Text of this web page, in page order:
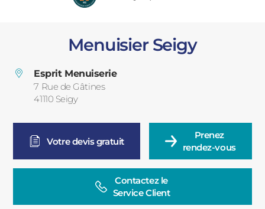
Menuisier Seigy
Esprit Menuiserie
7 Rue de Gâtines
41110 Seigy
Votre devis gratuit
Prenez
rendez-vous
Contactez le
Service Client
PVC
ALUMINIUM
CARPORTS
CLÔTURES